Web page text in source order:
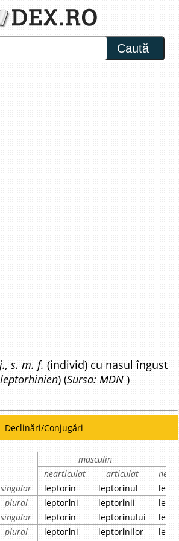
Caută
s. m. f. (individ) cu nasul îngust
leptorhinien) (Sursa: MDN )
Declinări/Conjugări
masculin
nearticulat
articulat
singular leptorin leptorinul
plural
leptorini leptorinii
singular leptorin leptorinului
plural
leptorini leptorinilor